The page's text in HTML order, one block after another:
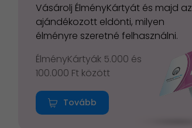
Vásárolj ÉlményKártyát és majd az
ajándékozott eldönti, milyen
élményre szeretné felhasználni.
ÉlményKártyák 5.000 és
100.000 Ft között
Tovább